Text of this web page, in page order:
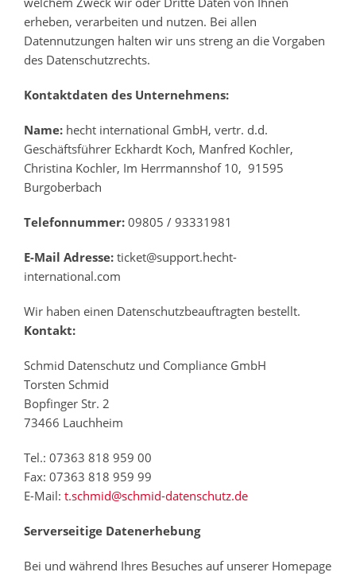
erheben, verarbeiten und nutzen. Bei allen
Datennutzungen halten wir uns streng an die Vorgaben
des Datenschutzrechts.
Kontaktdaten des Unternehmens:
Name: hecht international GmbH, vertr. d.d.
Geschäftsführer Eckhardt Koch, Manfred Kochler,
Christina Kochler, Im Herrmannshof 10, 91595
Burgoberbach
Telefonnummer: 09805 / 93331981
E-Mail Adresse: ticket@support.hecht-
international.com
Wir haben einen Datenschutzbeauftragten bestellt.
Kontakt:
Schmid Datenschutz und Compliance GmbH
Torsten Schmid
Bopfinger Str. 2
73466 Lauchheim
Tel.: 07363 818 959 00
Fax: 07363 818 959 99
E-Mail: t.schmid@schmid-datenschutz.de
Serverseitige Datenerhebung
Bei und während Ihres Besuches auf unserer Homepage